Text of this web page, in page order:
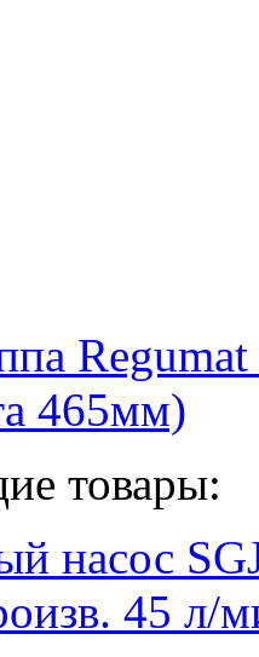
465мм)
товары:
насос
45 л/